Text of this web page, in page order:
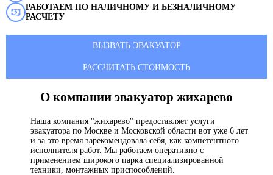
РАБОТАЕМ ПО НАЛИЧНОМУ И БЕЗНАЛИЧНОМУ
РАСЧЕТУ
ВЫЗВАТЬ ЭВАКУАТОР
РАССЧИТАТЬ СТОИМОСТЬ
О компании эвакуатор жихарево
Наша компания "жихарево" предоставляет услуги
эвакуатора по Москве и Московской области вот уже 6 лет
и за это время зарекомендовала себя, как компетентного
исполнителя работ. Мы работаем оперативно с
применением широкого парка специализированной
техники, монтажных приспособлений.